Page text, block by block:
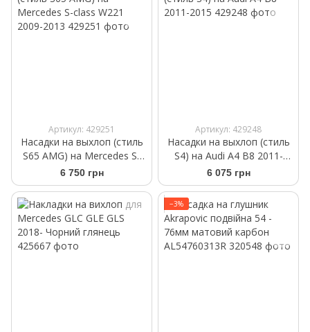
Артикул: 429251
Насадки на выхлоп (стиль
S65 AMG) на Mercedes S-
class W221 2009-2013
6 750 грн
Артикул: 429248
Насадки на выхлоп (стиль
S4) на Audi A4 B8 2011-
2015
6 075 грн
−3%